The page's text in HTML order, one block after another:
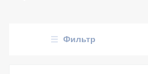
Фильтр